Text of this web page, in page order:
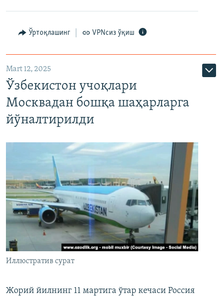
Ўртоқлашинг VPNсиз ўқиш
Mart 12, 2025
Ўзбекистон учоқлари
Москвадан бошқа шаҳарларга
йўналтирилди
Иллюстратив сурат
Жорий йилнинг 11 мартига ўтар кечаси Россия